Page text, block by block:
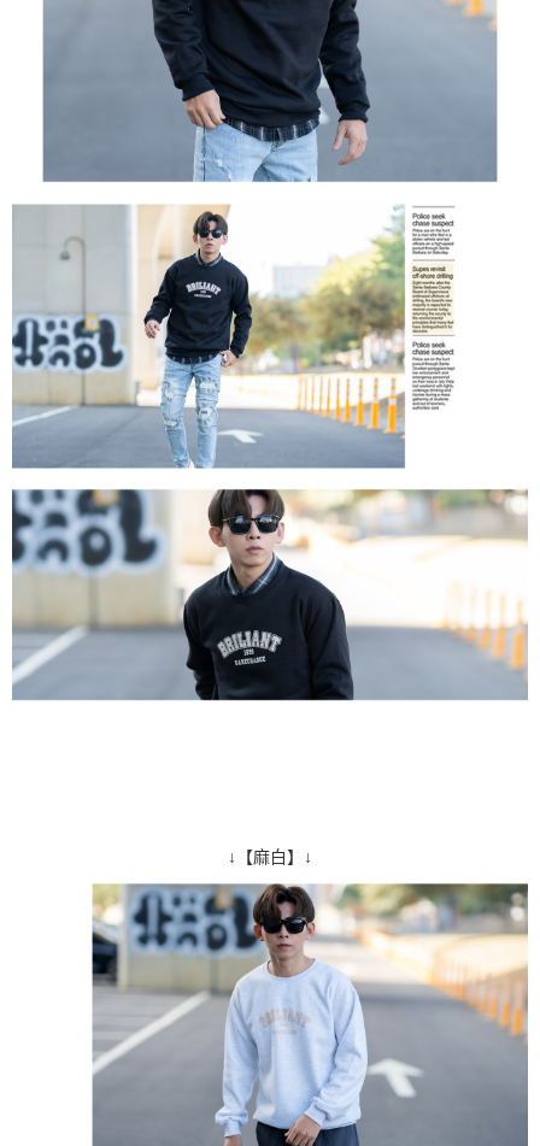
↓【麻白】↓